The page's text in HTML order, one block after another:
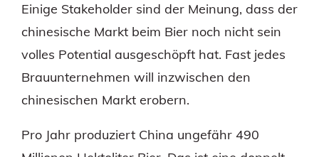
Einige Stakeholder sind der Meinung, dass der
chinesische Markt beim Bier noch nicht sein
volles Potential ausgeschöpft hat. Fast jedes
Brauunternehmen will inzwischen den
chinesischen Markt erobern.
Pro Jahr produziert China ungefähr 490